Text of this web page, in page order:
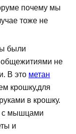
почему мы
тоже не
были
общежитиями не
В это метан
крошку,для
в крошку.
с мышцами
и